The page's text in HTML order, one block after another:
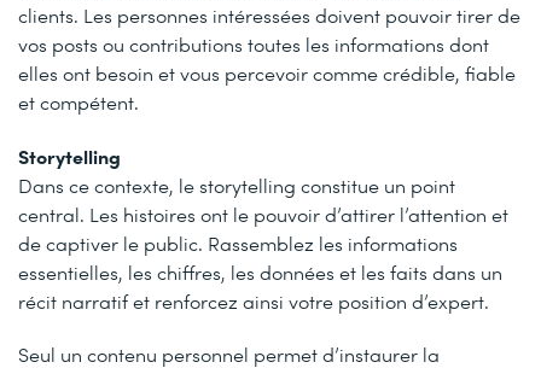
clients. Les personnes intéressées doivent pouvoir tirer de
vos posts ou contributions toutes les informations dont
elles ont besoin et vous percevoir comme crédible, fiable
et compétent.
Storytelling
Dans ce contexte, le storytelling constitue un point
central. Les histoires ont le pouvoir d’attirer l’attention et
de captiver le public. Rassemblez les informations
essentielles, les chiffres, les données et les faits dans un
récit narratif et renforcez ainsi votre position d’expert.
Seul un contenu personnel permet d’instaurer la